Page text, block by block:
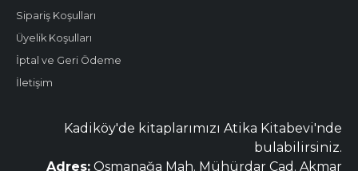
Sipariş Koşulları
Üyelik Koşulları
İptal ve Geri Ödeme
İletişim
Kadiköy'de kitaplarımızı Atika Kitabevi'nde
bulabilirsiniz.
Adres: Osmanağa Mah. Mühürdar Cad. Akmar